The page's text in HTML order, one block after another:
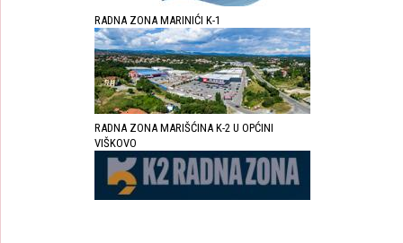
RADNA ZONA MARINIĆI K-1
RADNA ZONA MARIŠĆINA K-2 U OPĆINI
VIŠKOVO